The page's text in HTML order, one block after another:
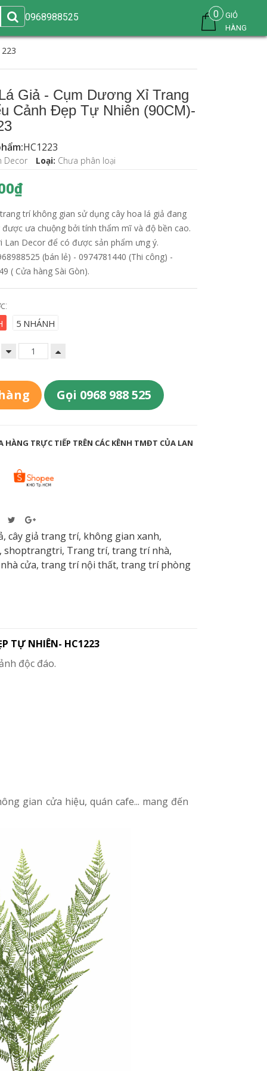
0968988525 0
GIỎ
HÀNG
Giả - Cụm Dương Xỉ Trang
Cảnh Đẹp Tự Nhiên (90CM)-
HC1223
Decor Loại: Chưa phân loại
trí không gian sử dụng cây hoa lá giả đang
được ưa chuộng bởi tính thẩm mĩ và độ bền cao.
Lan Decor để có được sản phẩm ưng ý.
(bán lẻ) - 0974781440 (Thi công) -
( Cửa hàng Sài Gòn).
5 NHÁNH
Gọi 0968 988 525
HÀNG TRỰC TIẾP TRÊN CÁC KÊNH TMĐT CỦA LAN
, cây giả trang trí, không gian xanh,
shoptrangtri, Trang trí, trang trí nhà,
cửa, trang trí nội thất, trang trí phòng
TỰ NHIÊN- HC1223
độc đáo.
gian cửa hiệu, quán cafe... mang đến